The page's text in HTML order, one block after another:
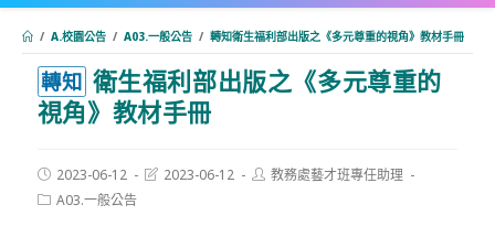
/ A.校園公告 / A03.一般公告 / 轉知衛生福利部出版之《多元尊重的視角》教材手冊
轉知 衛生福利部出版之《多元尊重的
視角》教材手冊
Post
published:
2023-06-12
Post2023-06-12
Post教務處藝才班專任助理
PostA03.一般公告